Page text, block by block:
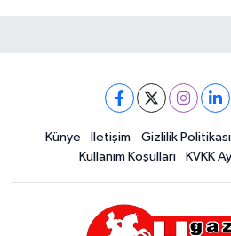
Künye İletişim Gizlilik Politikası
Kullanım Koşulları
KVKK